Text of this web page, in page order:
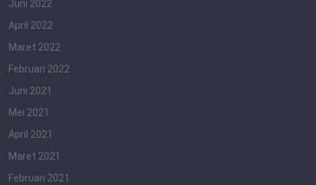
Juni 2022
April 2022
Maret 2022
Februari 2022
Juni 2021
Mei 2021
April 2021
Maret 2021
Februari 2021